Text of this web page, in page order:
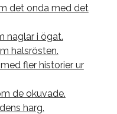
det onda med det
naglar i ögat.
halsrösten.
fler historier ur
de okuvade.
harg.